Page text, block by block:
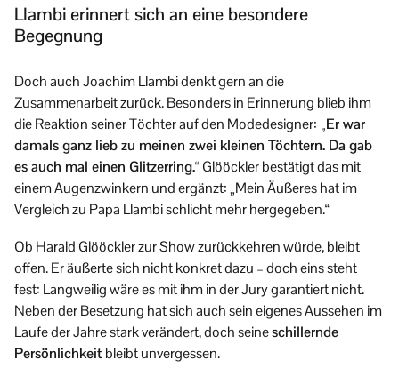
Llambi erinnert sich an eine besondere
Begegnung
Doch auch Joachim Llambi denkt gern an die
Zusammenarbeit zurück. Besonders in Erinnerung blieb ihm
die Reaktion seiner Töchter auf den Modedesigner: „Er war
damals ganz lieb zu meinen zwei kleinen Töchtern. Da gab
es auch mal einen Glitzerring.“Glööckler bestätigt das mit
einem Augenzwinkern und ergänzt: „Mein Äußeres hat im
Vergleich zu Papa Llambi schlicht mehr hergegeben.“
Ob Harald Glööckler zur Show zurückkehren würde, bleibt
offen. Er äußerte sich nicht konkret dazu – doch eins steht
fest: Langweilig wäre es mit ihm in der Jury garantiert nicht.
Neben der Besetzung hat sich auch sein eigenes Aussehen im
Laufe der Jahre stark verändert, doch seineschillernde
Persönlichkeitbleibt unvergessen.